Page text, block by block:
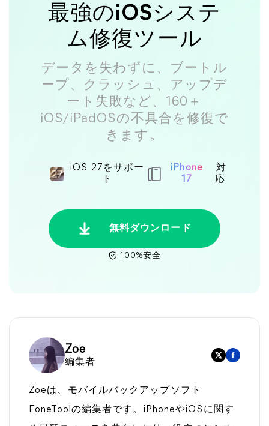
最強のiOSシステ
ム修復ツール
データを失わずに、ブートル
ープ、クラッシュ、アップデ
ート失敗など、160＋
iOS/iPadOSの不具合を修復で
きます。
iOS 27をサポー
ト
iPhone
17
対
応
無料ダウンロード
100%安全
Zoe
編集者
Zoeは、モバイルバックアップソフト
FoneToolの編集者です。iPhoneやiOSに関す